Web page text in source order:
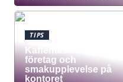
TIPS
Kaffemaskin för
företag och
smakupplevelse på
kontoret